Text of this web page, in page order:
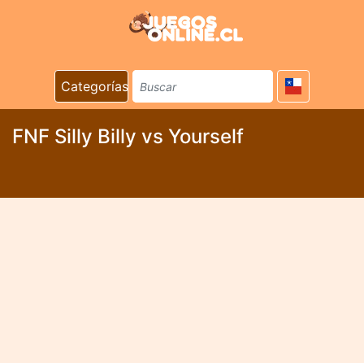
Categorías
FNF Silly Billy vs Yourself